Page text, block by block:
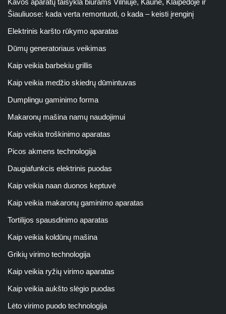
Kavos aparatų taisykla biurams Vilniuje, Kaune, Klaipėdoje ir
Šiauliuose: kada verta remontuoti, o kada – keisti įrenginį
Elektrinis karšto rūkymo aparatas
Dūmų generatoriaus veikimas
Kaip veikia barbekiu grillis
Kaip veikia medžio skiedrų dūmintuvas
Dumplingu gaminimo forma
Makaronų mašina namų naudojimui
Kaip veikia troškinimo aparatas
Picos akmens technologija
Daugiafunkcis elektrinis puodas
Kaip veikia naan duonos keptuvė
Kaip veikia makaronų gaminimo aparatas
Tortilijos spausdinimo aparatas
Kaip veikia koldūnų mašina
Grikių virimo technologija
Kaip veikia ryžių virimo aparatas
Kaip veikia aukšto slėgio puodas
Lėto virimo puodo technologija